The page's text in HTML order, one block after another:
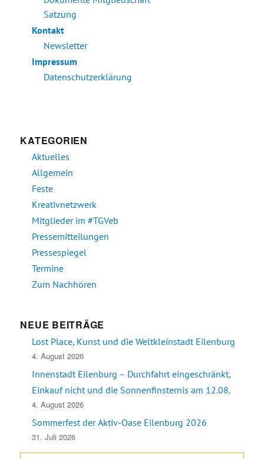
Satzung
Kontakt
Newsletter
Impressum
Datenschutzerklärung
KATEGORIEN
Aktuelles
Allgemein
Feste
Kreativnetzwerk
Mitglieder im #TGVeb
Pressemitteilungen
Pressespiegel
Termine
Zum Nachhören
NEUE BEITRÄGE
Lost Place, Kunst und die Weltkleinstadt Eilenburg
4. August 2026
Innenstadt Eilenburg – Durchfahrt eingeschränkt,
Einkauf nicht und die Sonnenfinsternis am 12.08.
4. August 2026
Sommerfest der Aktiv-Oase Eilenburg 2026
31. Juli 2026